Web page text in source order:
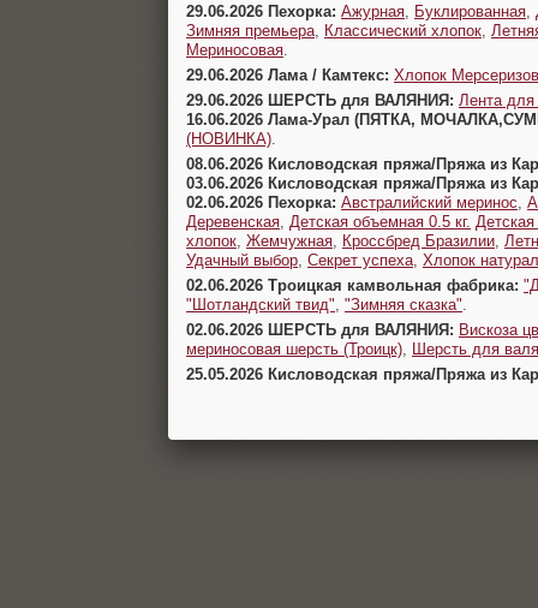
29.06.2026 Пехорка: Ажурная Буклированная
Зимняя премьера
Классический хлопок
Мериносовая
29.06.2026 Лама / Камтекс: Хлопок
29.06.2026 ШЕРСТЬ для ВАЛЯНИЯ: Лента для
16.06.2026 Лама-Урал (ПЯТКА,
(НОВИНКА)
08.06.2026 Кисловодская пряжа/Пряжа из
03.06.2026 Кисловодская пряжа/Пряжа из
02.06.2026 Пехорка: Австралийский меринос
Деревенская Детская объемная 0.5 кг.
хлопок Жемчужная Кроссбред Бразилии
Удачный выбор Секрет успеха Хлопок
02.06.2026 Троицкая камвольная фабрика:
"Шотландский твид" "Зимняя сказка"
02.06.2026 ШЕРСТЬ для ВАЛЯНИЯ: Вискоза
мериносовая шерсть (Троицк)
Шерсть для
25.05.2026 Кисловодская пряжа/Пряжа из